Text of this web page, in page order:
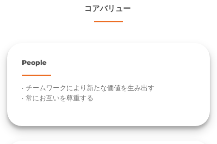
コアバリュー
People
• チームワークにより新たな価値を生み出す
• 常にお互いを尊重する